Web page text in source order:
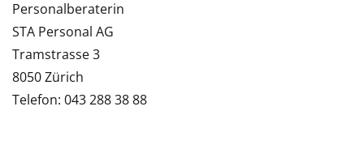
Personalberaterin
STA Personal AG
Tramstrasse 3
8050 Zürich
Telefon: 043 288 38 88